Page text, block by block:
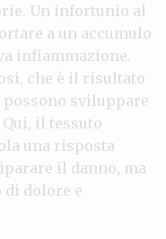
Un infortunio al
a un accumulo
infiammazione.
che è il risultato
sviluppare
il tessuto
una risposta
il danno, ma
di dolore e